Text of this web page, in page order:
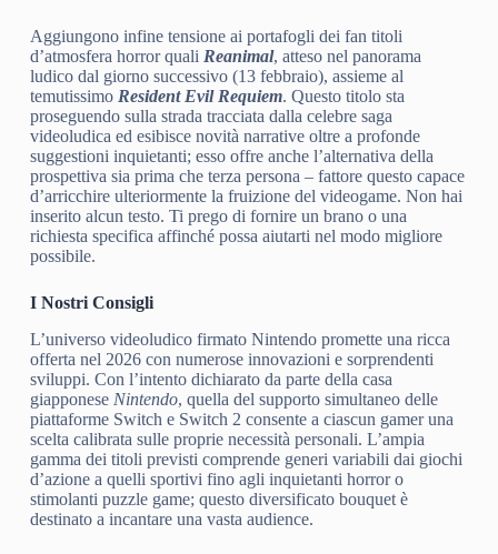
Aggiungono infine tensione ai portafogli dei fan titoli
d’atmosfera horror quali Reanimal, atteso nel panorama
ludico dal giorno successivo (13 febbraio), assieme al
temutissimo Resident Evil Requiem. Questo titolo sta
proseguendo sulla strada tracciata dalla celebre saga
videoludica ed esibisce novità narrative oltre a profonde
suggestioni inquietanti; esso offre anche l’alternativa della
prospettiva sia prima che terza persona – fattore questo capace
d’arricchire ulteriormente la fruizione del videogame. Non hai
inserito alcun testo. Ti prego di fornire un brano o una
richiesta specifica affinché possa aiutarti nel modo migliore
possibile.
I Nostri Consigli
L’universo videoludico firmato Nintendo promette una ricca
offerta nel 2026 con numerose innovazioni e sorprendenti
sviluppi. Con l’intento dichiarato da parte della casa
giapponese Nintendo, quella del supporto simultaneo delle
piattaforme Switch e Switch 2 consente a ciascun gamer una
scelta calibrata sulle proprie necessità personali. L’ampia
gamma dei titoli previsti comprende generi variabili dai giochi
d’azione a quelli sportivi fino agli inquietanti horror o
stimolanti puzzle game; questo diversificato bouquet è
destinato a incantare una vasta audience.